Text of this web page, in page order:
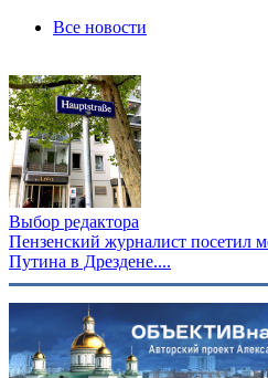
Все новости
Выбор редактора
Пензенский журналист посетил
Путина в Дрездене....